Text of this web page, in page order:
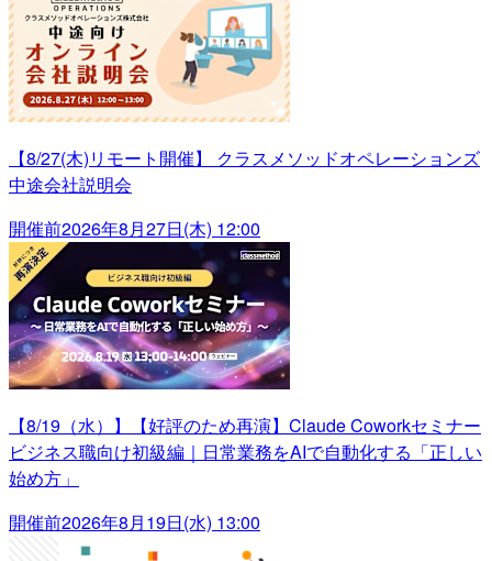
【8/27(木)リモート開催】 クラスメソッドオペレーションズ
中途会社説明会
開催前2026年8月27日(木) 12:00
【8/19（水）】【好評のため再演】Claude Coworkセミナー
ビジネス職向け初級編｜日常業務をAIで自動化する「正しい
始め方」
開催前2026年8月19日(水) 13:00